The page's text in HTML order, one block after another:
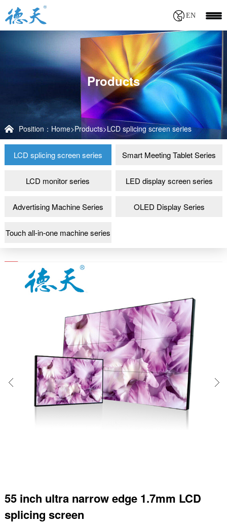
EN
Products
Position： Home>Products>LCD splicing screen series
LCD splicing screen series Smart Meeting Tablet Series
LCD monitor series LED display screen series
Advertising Machine Series OLED Display Series
Touch all-in-one machine series
55 inch ultra narrow edge 1.7mm LCD
splicing screen